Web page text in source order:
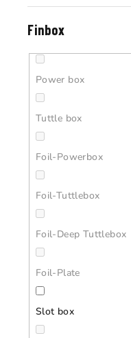
Finbox
Power box
Tuttle box
Foil-Powerbox
Foil-Tuttlebox
Foil-Deep Tuttlebox
Foil-Plate
Slot box